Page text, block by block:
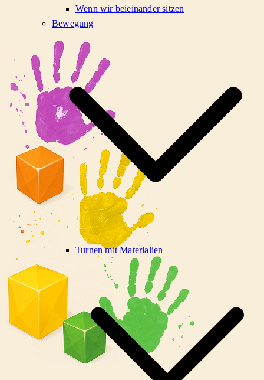
Wenn wir beieinander sitzen
Bewegung
Turnen mit Materialien